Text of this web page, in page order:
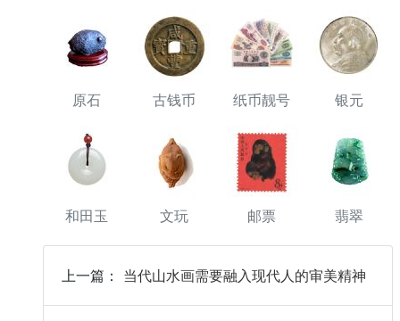
原石 古钱币 纸币靓号 银元
和田玉 文玩 邮票 翡翠
上一篇： 当代山水画需要融入现代人的审美精神